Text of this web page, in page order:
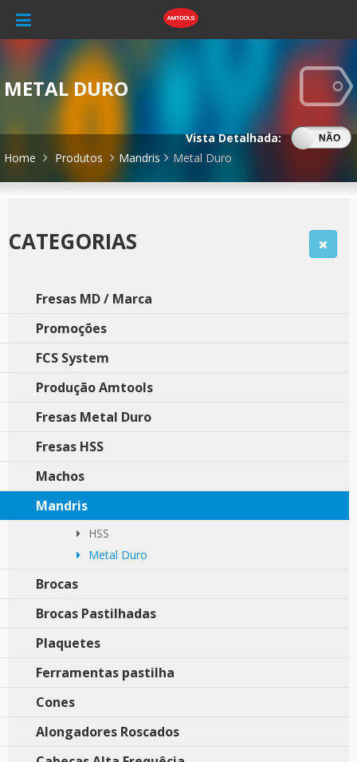
METAL DURO
Vista Detalhada:
SIM NÃO
Home Produtos Mandris Metal Duro
CATEGORIAS
Fresas MD / Marca
Promoções
FCS System
Produção Amtools
Fresas Metal Duro
Fresas HSS
Machos
Mandris
HSS
Metal Duro
Brocas
Brocas Pastilhadas
Plaquetes
Ferramentas pastilha
Cones
Alongadores Roscados